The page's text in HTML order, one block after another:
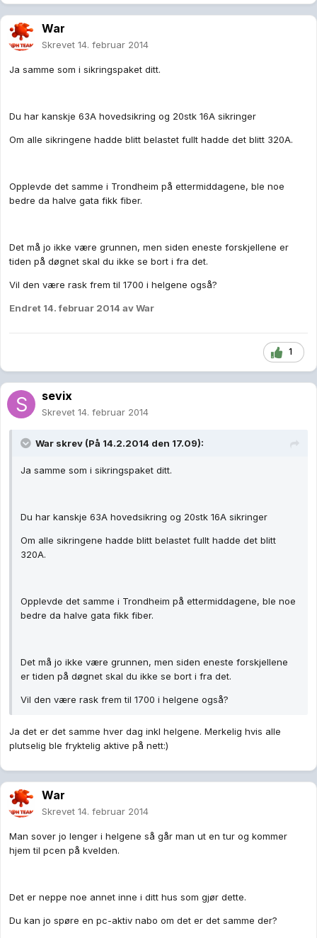
War
Skrevet 14. februar 2014
Ja samme som i sikringspaket ditt.
Du har kanskje 63A hovedsikring og 20stk 16A sikringer
Om alle sikringene hadde blitt belastet fullt hadde det blitt 320A.
Opplevde det samme i Trondheim på ettermiddagene, ble noe
bedre da halve gata fikk fiber.
Det må jo ikke være grunnen, men siden eneste forskjellene er
tiden på døgnet skal du ikke se bort i fra det.
Vil den være rask frem til 1700 i helgene også?
Endret 14. februar 2014 av War
1
sevix
Skrevet 14. februar 2014
War skrev (På 14.2.2014 den 17.09):
Ja samme som i sikringspaket ditt.
Du har kanskje 63A hovedsikring og 20stk 16A sikringer
Om alle sikringene hadde blitt belastet fullt hadde det blitt
320A.
Opplevde det samme i Trondheim på ettermiddagene, ble noe
bedre da halve gata fikk fiber.
Det må jo ikke være grunnen, men siden eneste forskjellene
er tiden på døgnet skal du ikke se bort i fra det.
Vil den være rask frem til 1700 i helgene også?
Ja det er det samme hver dag inkl helgene. Merkelig hvis alle
plutselig ble fryktelig aktive på nett:)
War
Skrevet 14. februar 2014
Man sover jo lenger i helgene så går man ut en tur og kommer
hjem til pcen på kvelden.
Det er neppe noe annet inne i ditt hus som gjør dette.
Du kan jo spøre en pc-aktiv nabo om det er det samme der?